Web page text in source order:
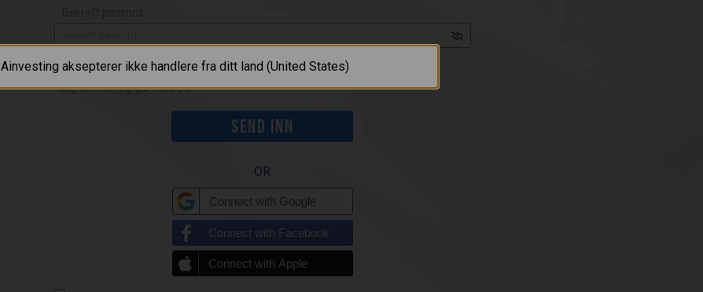
Jeg har lest og går med på
OR
Connect with Google
Connect with Facebook
Connect with Apple
Ainvesting aksepterer ikke handlere fra ditt land (United States)